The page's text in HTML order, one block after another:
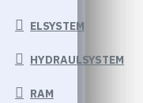
ELSYSTEM
HYDRAULSYSTEM
RAM